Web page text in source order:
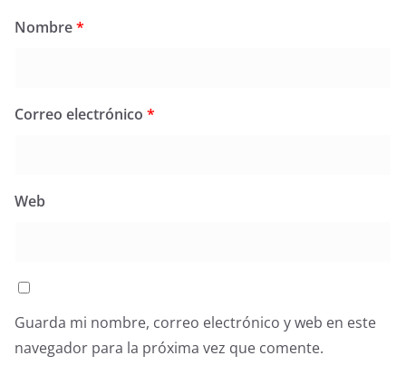
Nombre*
Correo electrónico *
Web
Guarda mi nombre, correo electrónico y web en este
navegador para la próxima vez que comente.